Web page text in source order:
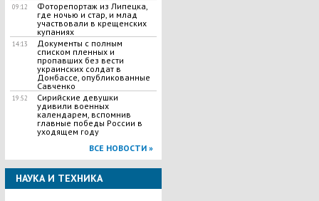
09:12
Фоторепортаж из Липецка,
где ночью и стар, и млад
участвовали в крещенских
купаниях
14:13
Документы с полным
списком пленных и
пропавших без вести
украинских солдат в
Донбассе, опубликованные
Савченко
19:52
Сирийские девушки
удивили военных
календарем, вспомнив
главные победы России в
уходящем году
ВСЕ НОВОСТИ »
НАУКА И ТЕХНИКА